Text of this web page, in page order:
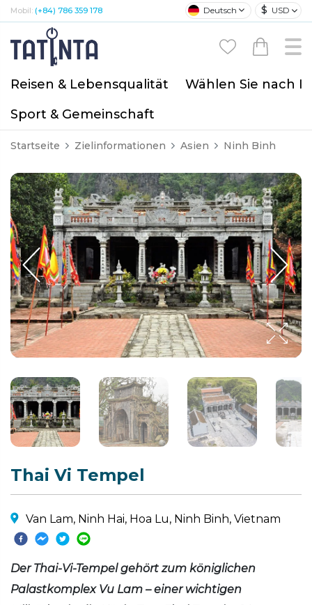
Mobil: (+84) 786 359 178 Deutsch $ USD
Reisen & Lebensqualität
Wählen Sie nach
Sport & Gemeinschaft
Startseite Zielinformationen Asien Ninh Binh
Thai Vi Tempel
Van Lam, Ninh Hai, Hoa Lu, Ninh Binh, Vietnam
Der Thai-Vi-Tempel gehört zum königlichen
Palastkomplex Vu Lam – einer wichtigen